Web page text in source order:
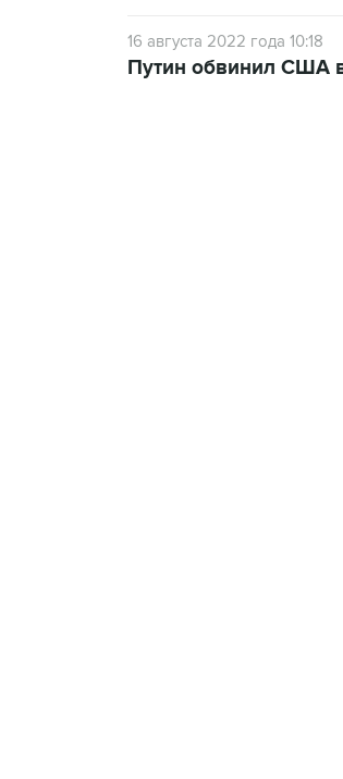
16 августа 2022 года 10:18
Путин обвинил США